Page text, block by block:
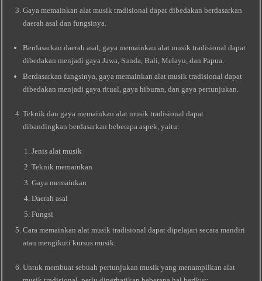
Gaya memainkan alat musik tradisional dapat dibedakan berdasarkan
daerah asal dan fungsinya.
Berdasarkan daerah asal, gaya memainkan alat musik tradisional dapat
dibedakan menjadi gaya Jawa, Sunda, Bali, Melayu, dan Papua.
Berdasarkan fungsinya, gaya memainkan alat musik tradisional dapat
dibedakan menjadi gaya ritual, gaya hiburan, dan gaya pertunjukan.
Teknik dan gaya memainkan alat musik tradisional dapat
dibandingkan berdasarkan beberapa aspek, yaitu:
Jenis alat musik
Teknik memainkan
Gaya memainkan
Daerah asal
Fungsi
Cara memainkan alat musik tradisional dapat dipelajari secara mandiri
atau mengikuti kursus musik.
Untuk membuat sebuah pertunjukan musik yang menampilkan alat